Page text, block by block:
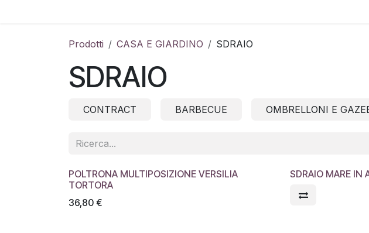
Prodotti CASA E GIARDINO SDRAIO
SDRAIO
CONTRACT BARBECUE OMBRELLONI E
POLTRONA MULTIPOSIZIONE VERSILIA
TORTORA
36,80 €
SDRAIO MARE IN